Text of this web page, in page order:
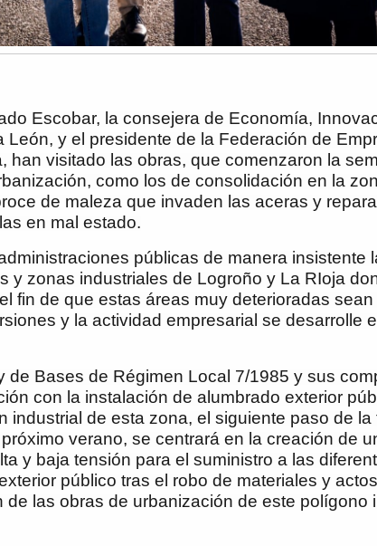
Escobar, la consejera de Economía,
León, y el presidente de la Federación de
han visitado las obras, que comenzaron la
como los de consolidación en la
de maleza que invaden las aceras y
en mal estado.
públicas de manera insistente
y zonas industriales de Logroño y La RIoja
fin de que estas áreas muy deterioradas sean
y la actividad empresarial se desarrolle
de Bases de Régimen Local 7/1985 y sus
con la instalación de alumbrado exterior
industrial de esta zona, el siguiente paso de la
verano, se centrará en la creación de
y baja tensión para el suministro a las
público tras el robo de materiales y
de las obras de urbanización de este polígono